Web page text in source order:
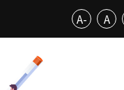
A- A